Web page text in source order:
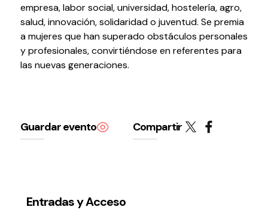
Tour Virtual
Servicios
Organizar evento
Testimonios
Últimos Eventos
Espacio accesible
empresa, labor social, universidad, hostelería, agro,
salud, innovación, solidaridad o juventud. Se premia
a mujeres que han superado obstáculos personales
y profesionales, convirtiéndose en referentes para
las nuevas generaciones.
Guardar evento Compartir
Entradas y Acceso